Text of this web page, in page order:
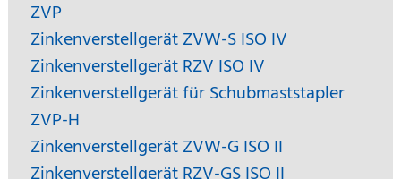
ZVP
Zinkenverstellgerät ZVW-S ISO IV
Zinkenverstellgerät RZV ISO IV
Zinkenverstellgerät für Schubmaststapler
ZVP-H
Zinkenverstellgerät ZVW-G ISO II